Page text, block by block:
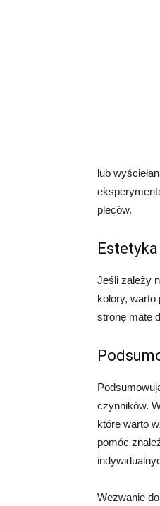
lub
pleców.
Estetyka
Jeśli zależy
kolory, warto
stronę mate
czynników.
które warto
pomóc
Wezwanie do